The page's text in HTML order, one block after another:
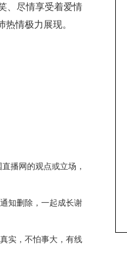
、尽情享受着爱情
情极力展现。
播网的观点或立场，
知删除，一起成长谢
实，不怕事大，有线